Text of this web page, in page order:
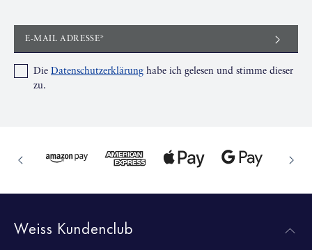
E-MAIL ADRESSE*
Die Datenschutzerklärung habe ich gelesen und stimme dieser
zu.
Weiss Kundenclub